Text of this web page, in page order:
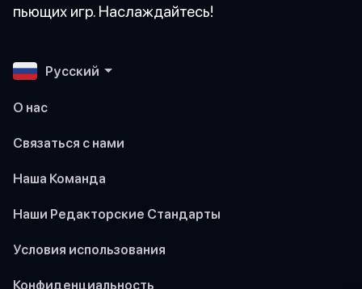
пьющих игр. Наслаждайтесь!
Pусский
О нас
Связаться с нами
Наша Команда
Наши Редакторские Стандарты
Условия использования
Конфиденциальность